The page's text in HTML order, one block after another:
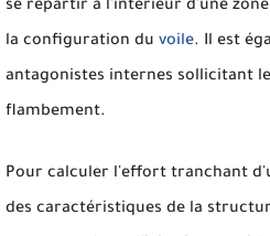
se répartir à l'intérieur d'une
la configuration du voile. Il est
antagonistes internes sollicitant
flambement.
Pour calculer l'effort tranchant
des caractéristiques de la